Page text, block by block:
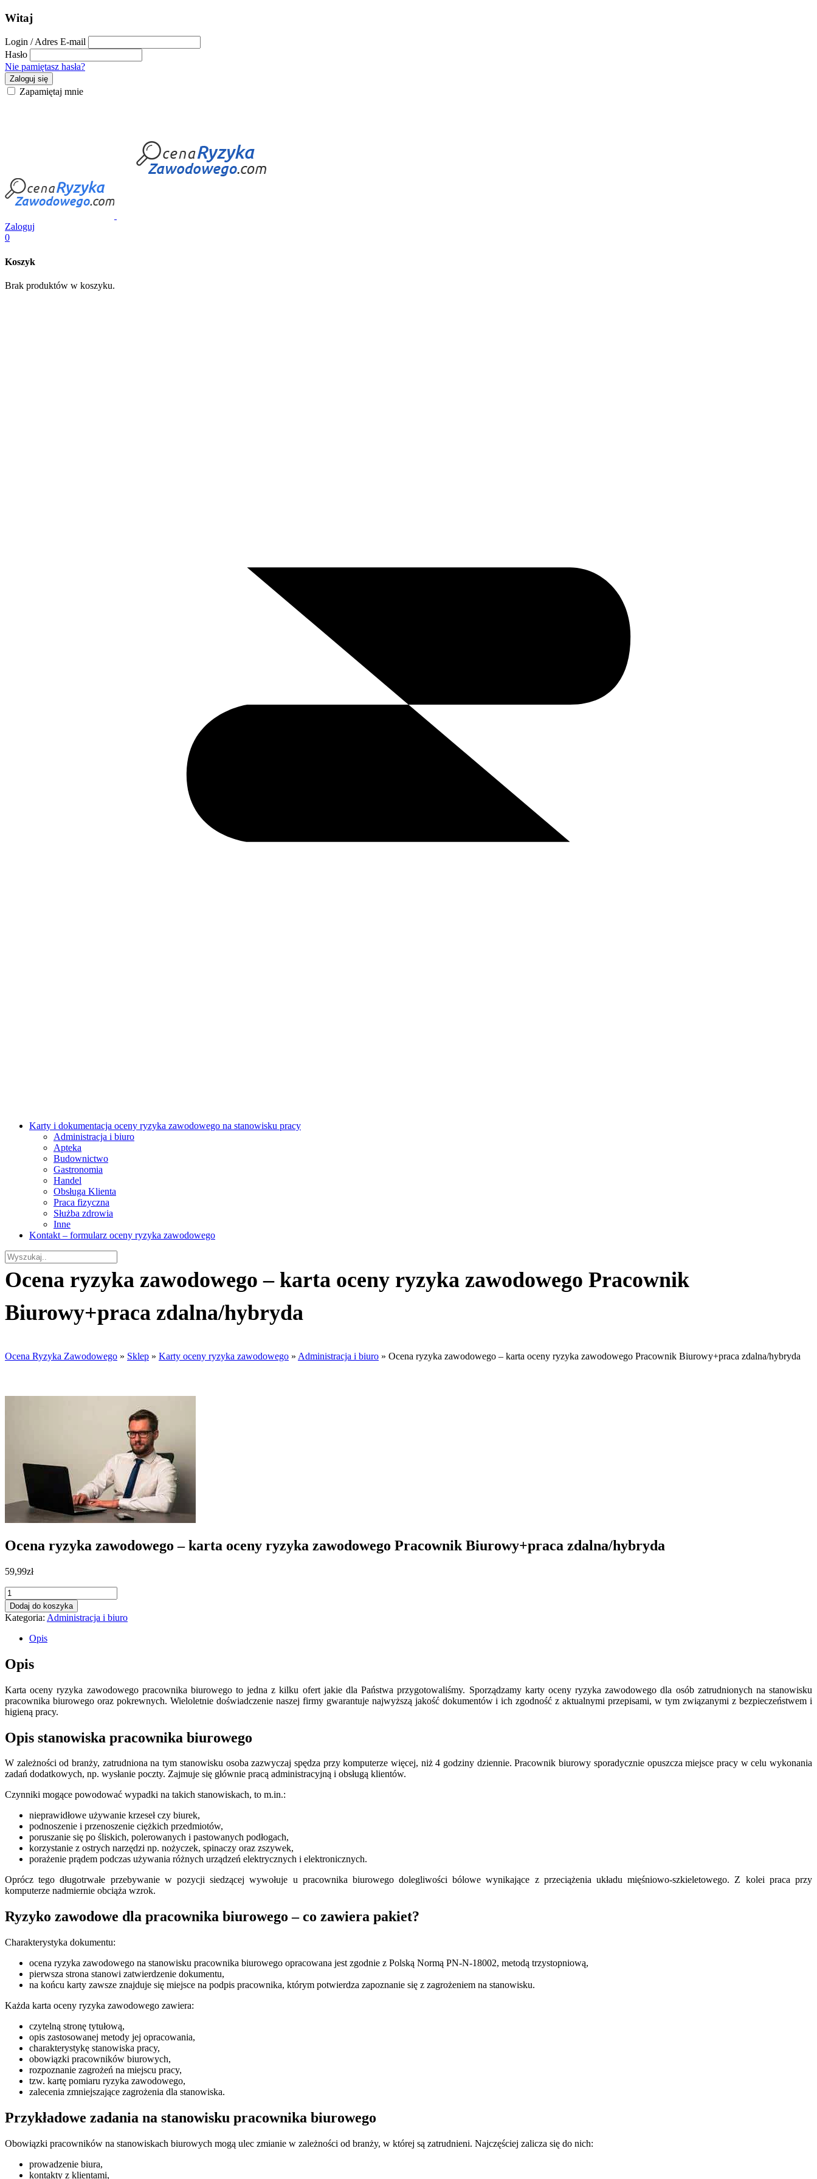
Witaj
Login / Adres E-mail
Hasło
Nie pamiętasz hasła?
Zaloguj się
Zapamiętaj mnie
Zaloguj
0
Koszyk
Brak produktów w koszyku.
Karty i dokumentacja oceny ryzyka zawodowego na stanowisku pracy
Administracja i biuro
Apteka
Budownictwo
Gastronomia
Handel
Obsługa Klienta
Praca fizyczna
Służba zdrowia
Inne
Kontakt – formularz oceny ryzyka zawodowego
Ocena ryzyka zawodowego – karta oceny ryzyka zawodowego Pracownik
Biurowy+praca zdalna/hybryda
Ocena Ryzyka Zawodowego » Sklep » Karty oceny ryzyka zawodowego » Administracja i biuro » Ocena ryzyka zawodowego – karta oceny ryzyka zawodowego Pracownik Biurowy+praca zdalna/hybryda
Ocena ryzyka zawodowego – karta oceny ryzyka zawodowego Pracownik Biurowy+praca zdalna/hybryda
59,99zł
ilość
Ocena
ryzyka
zawodowego
oceny
ryzyka
Pracownik
Biurowy+praca
zdalna/hybryda
Dodaj do koszyka
Kategoria: Administracja i biuro
Opis
Opis
Karta oceny ryzyka zawodowego pracownika biurowego to jedna z kilku ofert jakie dla Państwa przygotowaliśmy. Sporządzamy karty oceny ryzyka zawodowego dla osób zatrudnionych na stanowisku
pracownika biurowego oraz pokrewnych. Wieloletnie doświadczenie naszej firmy gwarantuje najwyższą jakość dokumentów i ich zgodność z aktualnymi przepisami, w tym związanymi z bezpieczeństwem i
higieną pracy.
Opis stanowiska pracownika biurowego
W zależności od branży, zatrudniona na tym stanowisku osoba zazwyczaj spędza przy komputerze więcej, niż 4 godziny dziennie. Pracownik biurowy sporadycznie opuszcza miejsce pracy w celu wykonania
zadań dodatkowych, np. wysłanie poczty. Zajmuje się głównie pracą administracyjną i obsługą klientów.
Czynniki mogące powodować wypadki na takich stanowiskach, to m.in.:
nieprawidłowe używanie krzeseł czy biurek,
podnoszenie i przenoszenie ciężkich przedmiotów,
poruszanie się po śliskich, polerowanych i pastowanych podłogach,
korzystanie z ostrych narzędzi np. nożyczek, spinaczy oraz zszywek,
porażenie prądem podczas używania różnych urządzeń elektrycznych i elektronicznych.
Oprócz tego długotrwałe przebywanie w pozycji siedzącej wywołuje u pracownika biurowego dolegliwości bólowe wynikające z przeciążenia układu mięśniowo-szkieletowego. Z kolei praca przy
komputerze nadmiernie obciąża wzrok.
Ryzyko zawodowe dla pracownika biurowego – co zawiera pakiet?
Charakterystyka dokumentu:
ocena ryzyka zawodowego na stanowisku pracownika biurowego opracowana jest zgodnie z Polską Normą PN-N-18002, metodą trzystopniową,
pierwsza strona stanowi zatwierdzenie dokumentu,
na końcu karty zawsze znajduje się miejsce na podpis pracownika, którym potwierdza zapoznanie się z zagrożeniem na stanowisku.
Każda karta oceny ryzyka zawodowego zawiera:
czytelną stronę tytułową,
opis zastosowanej metody jej opracowania,
charakterystykę stanowiska pracy,
obowiązki pracowników biurowych,
rozpoznanie zagrożeń na miejscu pracy,
tzw. kartę pomiaru ryzyka zawodowego,
zalecenia zmniejszające zagrożenia dla stanowiska.
Przykładowe zadania na stanowisku pracownika biurowego
Obowiązki pracowników na stanowiskach biurowych mogą ulec zmianie w zależności od branży, w której są zatrudnieni. Najczęściej zalicza się do nich:
prowadzenie biura,
kontakty z klientami,